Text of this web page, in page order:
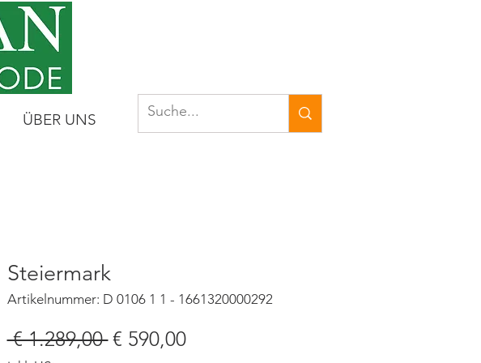
ÜBER UNS
Steiermark
Artikelnummer: D 0106 1 1 - 1661320000292
€ 1.289,00 Standardpreis
€ 590,00Sale-